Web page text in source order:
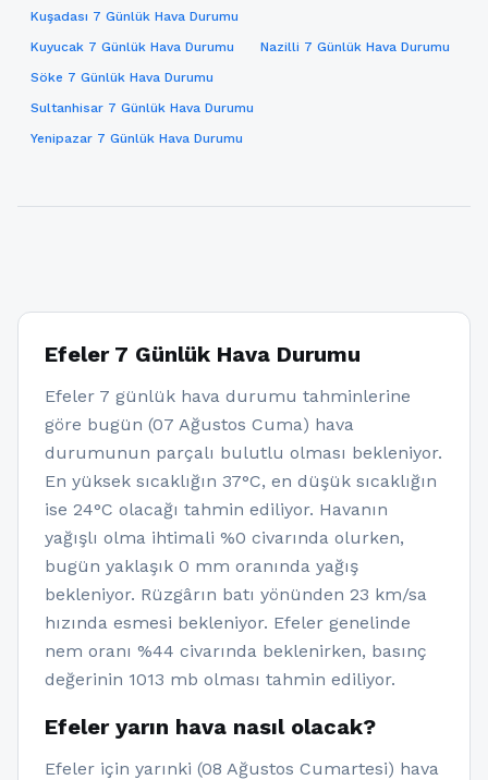
Kuşadası 7 Günlük Hava Durumu
Kuyucak 7 Günlük Hava Durumu
Nazilli 7 Günlük Hava Durumu
Söke 7 Günlük Hava Durumu
Sultanhisar 7 Günlük Hava Durumu
Yenipazar 7 Günlük Hava Durumu
Efeler 7 Günlük Hava Durumu
Efeler 7 günlük hava durumu tahminlerine
göre bugün (07 Ağustos Cuma) hava
durumunun parçalı bulutlu olması bekleniyor.
En yüksek sıcaklığın 37°C, en düşük sıcaklığın
ise 24°C olacağı tahmin ediliyor. Havanın
yağışlı olma ihtimali %0 civarında olurken,
bugün yaklaşık 0 mm oranında yağış
bekleniyor. Rüzgârın batı yönünden 23 km/sa
hızında esmesi bekleniyor. Efeler genelinde
nem oranı %44 civarında beklenirken, basınç
değerinin 1013 mb olması tahmin ediliyor.
Efeler yarın hava nasıl olacak?
Efeler için yarınki (08 Ağustos Cumartesi) hava